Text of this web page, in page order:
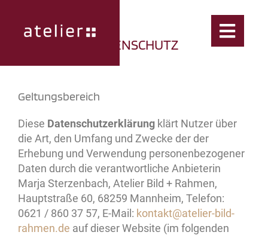
DATENSCHUTZ
Geltungsbereich
Diese Datenschutzerklärung klärt Nutzer über
die Art, den Umfang und Zwecke der der
Erhebung und Verwendung personenbezogener
Daten durch die verantwortliche Anbieterin
Marja Sterzenbach, Atelier Bild + Rahmen,
Hauptstraße 60, 68259 Mannheim, Telefon:
0621 / 860 37 57, E-Mail: kontakt@atelier-bild-
rahmen.de auf dieser Website (im folgenden